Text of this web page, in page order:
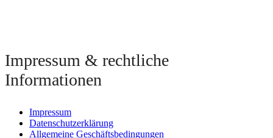
Impressum & rechtliche
Informationen
Impressum
Datenschutzerklärung
Allgemeine Geschäftsbedingungen